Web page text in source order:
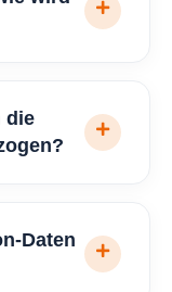
die
Daten